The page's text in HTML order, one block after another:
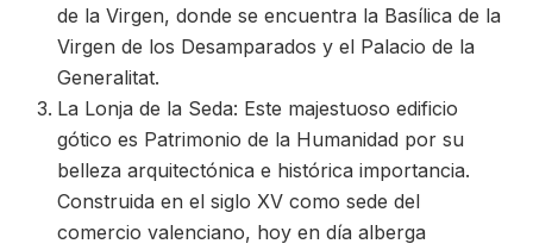
de la Virgen, donde se encuentra la Basílica de la
Virgen de los Desamparados y el Palacio de la
Generalitat.
La Lonja de la Seda: Este majestuoso edificio
gótico es Patrimonio de la Humanidad por su
belleza arquitectónica e histórica importancia.
Construida en el siglo XV como sede del
comercio valenciano, hoy en día alberga